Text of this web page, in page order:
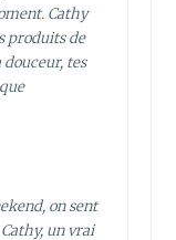
Cathy
produits de
tes
on sent
un vrai